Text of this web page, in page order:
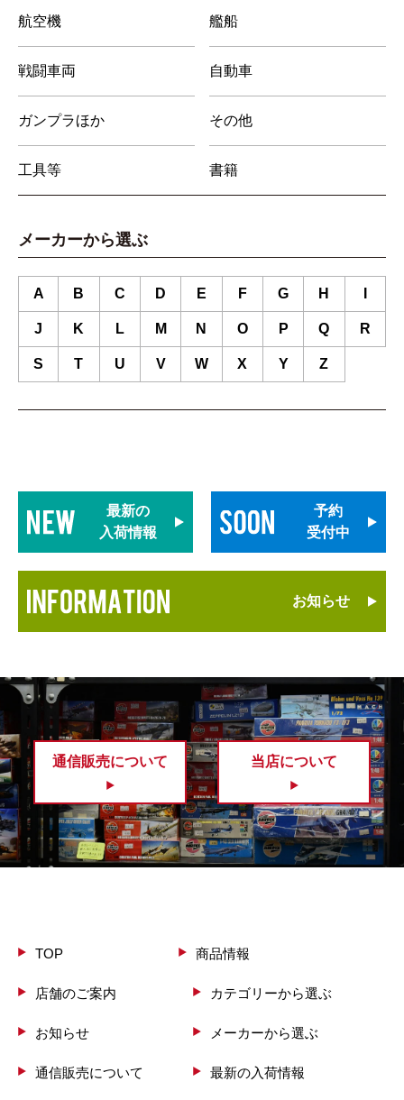
航空機 艦船
戦闘車両 自動車
ガンプラほか その他
工具等 書籍
メーカーから選ぶ
A B C D E F G H
J K L M N O P Q R
S T U V W X Y Z
最新の
入荷情報
予約
受付中
お知らせ
通信販売について 当店について
TOP
店舗のご案内
お知らせ
通信販売について
商品情報
カテゴリーから選ぶ
メーカーから選ぶ
最新の入荷情報